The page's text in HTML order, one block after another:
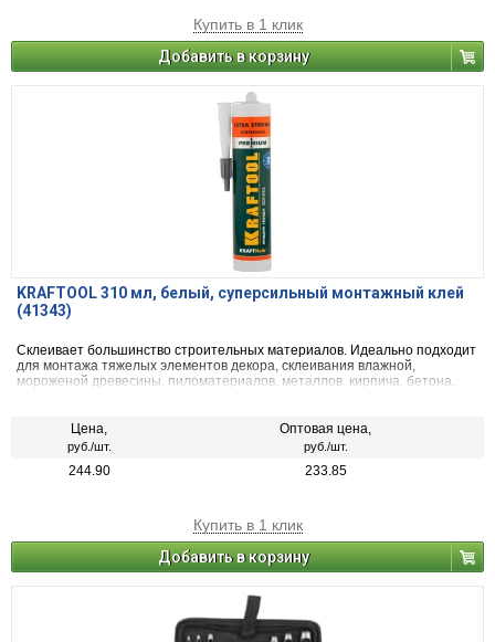
Купить в 1 клик
Добавить в корзину
KRAFTOOL 310 мл, белый, суперсильный монтажный клей
(41343)
Склеивает большинство строительных материалов. Идеально подходит
для монтажа тяжелых элементов декора, склеивания влажной,
мороженой древесины, пиломатериалов, металлов, кирпича, бетона,
Цена,
руб./шт.
Оптовая цена,
руб./шт.
244.90 233.85
Купить в 1 клик
Добавить в корзину